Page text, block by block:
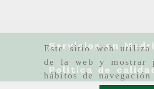
Este sitio web utiliza
de la web y mostrar
hábitos de
Servicios en
Política de